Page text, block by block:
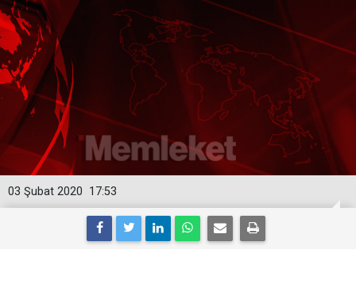
17:53
03 Şubat 2020